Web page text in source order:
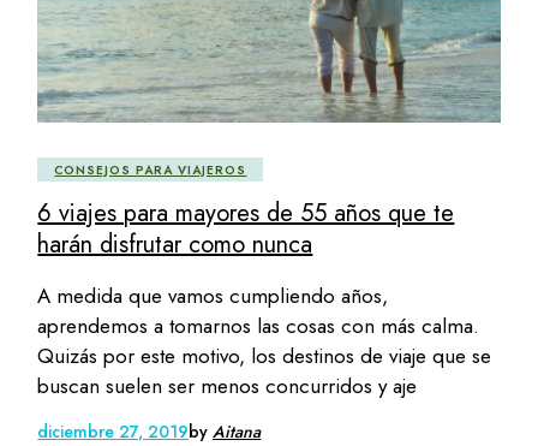
CONSEJOS PARA VIAJEROS
6 viajes para mayores de 55 años que te
harán disfrutar como nunca
A medida que vamos cumpliendo años,
aprendemos a tomarnos las cosas con más calma.
Quizás por este motivo, los destinos de viaje que se
buscan suelen ser menos concurridos y aje
diciembre 27, 2019byAitana